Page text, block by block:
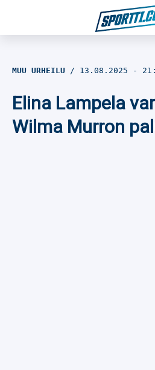
Jalkapallo
MUU URHEILU 13.08.2025 -
Elina Lampela
Wilma Murron